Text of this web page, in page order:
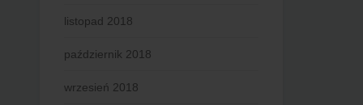
listopad 2018
październik 2018
wrzesień 2018